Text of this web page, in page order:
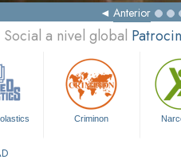
Anterior
a nivel global
Criminon